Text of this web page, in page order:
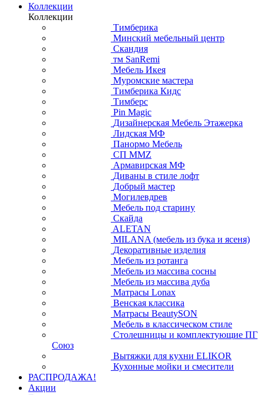
Коллекции
Коллекции
Тимберика
Минский мебельный центр
Скандия
тм SanRemi
Мебель Икея
Муромские мастера
Тимберика Кидс
Тимберс
Pin Magic
Дизайнерская Мебель Этажерка
Лидская МФ
Панормо Мебель
СП ММZ
Армавирская МФ
Диваны в стиле лофт
Добрый мастер
Могилевдрев
Мебель под старину
Скайда
ALETAN
MILANA (мебель из бука и ясеня)
Декоративные изделия
Мебель из ротанга
Мебель из массива сосны
Мебель из массива дуба
Матрасы Lonax
Венская классика
Матрасы BeautySON
Мебель в классическом стиле
Столешницы и комплектующие ПГ
Союз
Вытяжки для кухни ELIKOR
Кухонные мойки и смесители
РАСПРОДАЖА!
Акции